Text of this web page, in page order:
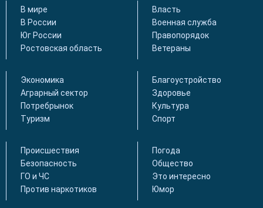
В мире
В России
Юг России
Ростовская область
Власть
Военная служба
Правопорядок
Ветераны
Экономика
Аграрный сектор
Потребрынок
Туризм
Благоустройство
Здоровье
Культура
Спорт
Происшествия
Безопасность
ГО и ЧС
Против наркотиков
Погода
Общество
Это интересно
Юмор